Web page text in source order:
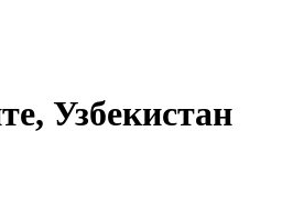
Узбекистан